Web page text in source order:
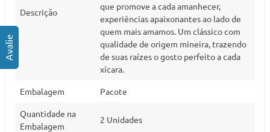
Descrição
que promove a cada amanhecer,
experiências apaixonantes ao lado de
quem mais amamos. Um clássico com
qualidade de origem mineira, trazendo
de suas raízes o gosto perfeito a cada
xícara.
Embalagem Pacote
Quantidade na
Embalagem
2 Unidades